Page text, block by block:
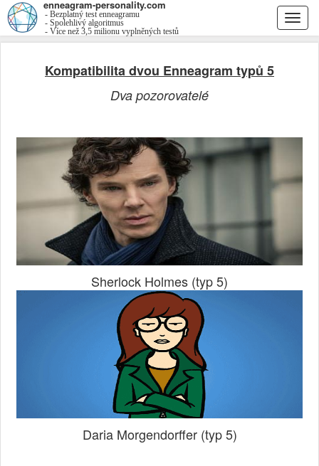
enneagram-personality.com
- Bezplatný test enneagramu
- Spolehlivý algoritmus
- Více než 3,5 milionu vyplněných testů
Kompatibilita dvou Enneagram typů 5
Dva pozorovatelé
Sherlock Holmes (typ 5)
Daria Morgendorffer (typ 5)